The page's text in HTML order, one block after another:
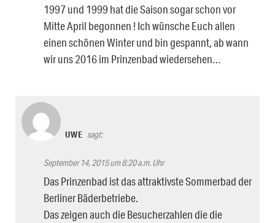
1997 und 1999 hat die Saison sogar schon vor
Mitte April begonnen ! Ich wünsche Euch allen
einen schönen Winter und bin gespannt, ab wann
wir uns 2016 im Prinzenbad wiedersehen…
UWE sagt:
September 14, 2015 um 8:20 a.m. Uhr
Das Prinzenbad ist das attraktivste Sommerbad der
Berliner Bäderbetriebe.
Das zeigen auch die Besucherzahlen die die